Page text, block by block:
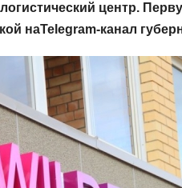
центр.
наTelegram-канал